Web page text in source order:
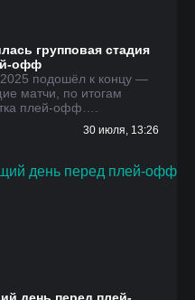
групповая стадия
офф
подошёл к концу —
матчи, по итогам
плей-офф….
30 июля, 13:26